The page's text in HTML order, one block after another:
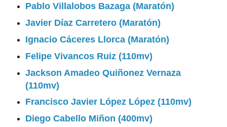
Pablo Villalobos Bazaga (Maratón)
Javier Díaz Carretero (Maratón)
Ignacio Cáceres Llorca (Maratón)
Felipe Vivancos Ruiz (110mv)
Jackson Amadeo Quiñonez Vernaza
(110mv)
Francisco Javier López López (110mv)
Diego Cabello Miñon (400mv)